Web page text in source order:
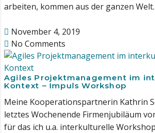
arbeiten, kommen aus der ganzen Welt.
November 4, 2019
No Comments
Agiles Projektmanagement im
Kontext – Impuls Workshop
Meine Kooperationspartnerin Kathrin
letztes Wochenende Firmenjubiläum
für das ich u.a. interkulturelle